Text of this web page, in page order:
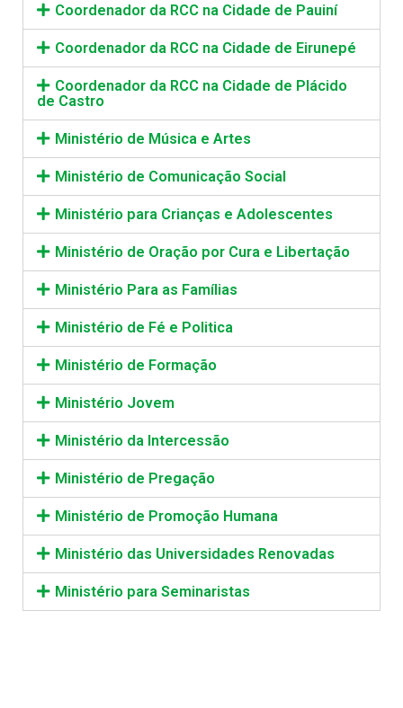
Coordenador da RCC na Cidade de Pauiní
Coordenador da RCC na Cidade de Eirunepé
Coordenador da RCC na Cidade de Plácido
de Castro
Ministério de Música e Artes
Ministério de Comunicação Social
Ministério para Crianças e Adolescentes
Ministério de Oração por Cura e Libertação
Ministério Para as Famílias
Ministério de Fé e Politica
Ministério de Formação
Ministério Jovem
Ministério da Intercessão
Ministério de Pregação
Ministério de Promoção Humana
Ministério das Universidades Renovadas
Ministério para Seminaristas